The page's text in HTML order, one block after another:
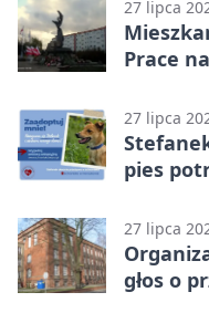
27 lipca
Prace
27 lipca
pies
27 lipca
głos o